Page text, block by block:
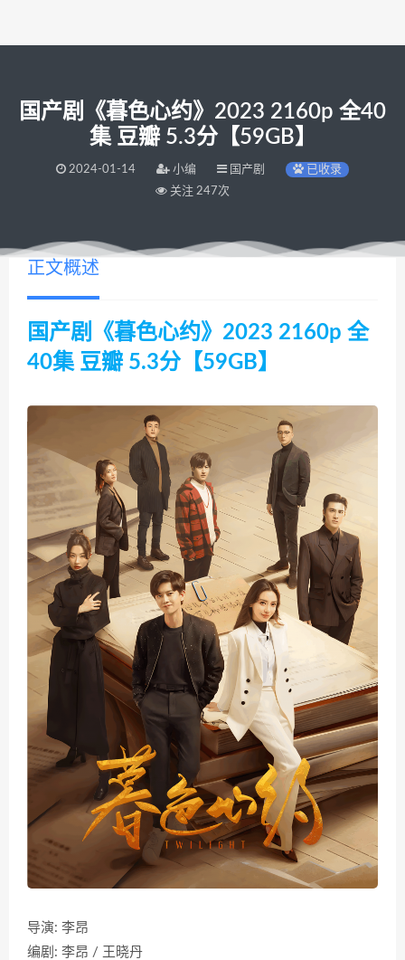
国产剧《暮色心约》2023 2160p 全40
集 豆瓣 5.3分【59GB】
2024-01-14 小编 国产剧
已收录
关注 247次
正文概述
国产剧《暮色心约》2023 2160p 全
40集 豆瓣 5.3分【59GB】
导演: 李昂
编剧: 李昂 / 王晓丹